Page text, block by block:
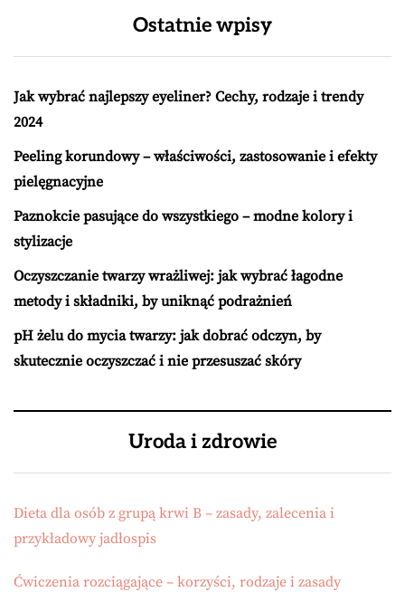
Ostatnie wpisy
Jak wybrać najlepszy eyeliner? Cechy, rodzaje i trendy
2024
Peeling korundowy – właściwości, zastosowanie i efekty
pielęgnacyjne
Paznokcie pasujące do wszystkiego – modne kolory i
stylizacje
Oczyszczanie twarzy wrażliwej: jak wybrać łagodne
metody i składniki, by uniknąć podrażnień
pH żelu do mycia twarzy: jak dobrać odczyn, by
skutecznie oczyszczać i nie przesuszać skóry
Uroda i zdrowie
Dieta dla osób z grupą krwi B – zasady, zalecenia i
przykładowy jadłospis
Ćwiczenia rozciągające – korzyści, rodzaje i zasady